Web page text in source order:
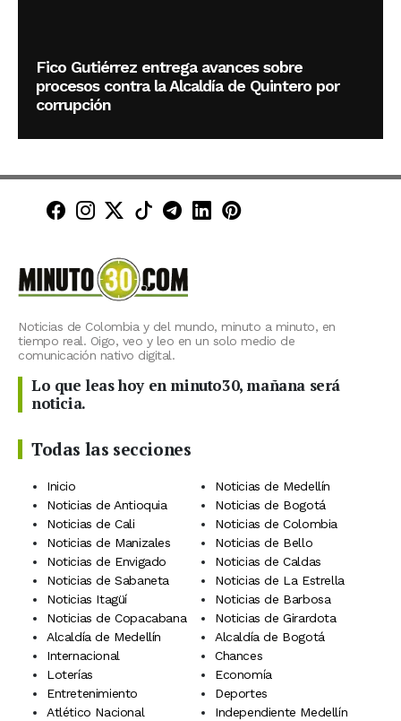
Fico Gutiérrez entrega avances sobre
procesos contra la Alcaldía de Quintero por
corrupción
Minuto30 en Facebook
Minuto30 en Instagram
Minuto30 en X (Twitter)
Minuto30 en TikTok
Canal de Minuto30 en
Minuto30 en LinkedIn
Minuto30 en
Noticias de Colombia y del mundo, minuto a minuto, en
tiempo real. Oigo, veo y leo en un solo medio de
comunicación nativo digital.
Lo que leas hoy en minuto30, mañana será
noticia.
Todas las secciones
Inicio
Noticias de Medellín
Noticias de Antioquia
Noticias de Bogotá
Noticias de Cali
Noticias de Colombia
Noticias de Manizales
Noticias de Bello
Noticias de Envigado
Noticias de Caldas
Noticias de Sabaneta
Noticias de La Estrella
Noticias Itagüí
Noticias de Barbosa
Noticias de Copacabana
Noticias de Girardota
Alcaldía de Medellín
Alcaldía de Bogotá
Internacional
Chances
Loterías
Economía
Entretenimiento
Deportes
Atlético Nacional
Independiente Medellín